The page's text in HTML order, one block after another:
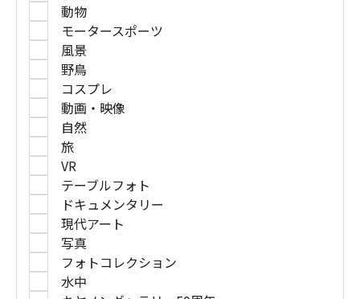
動物
モータースポーツ
風景
野鳥
コスプレ
動画・映像
自然
旅
VR
テーブルフォト
ドキュメンタリー
現代アート
写真
フォトコレクション
水中